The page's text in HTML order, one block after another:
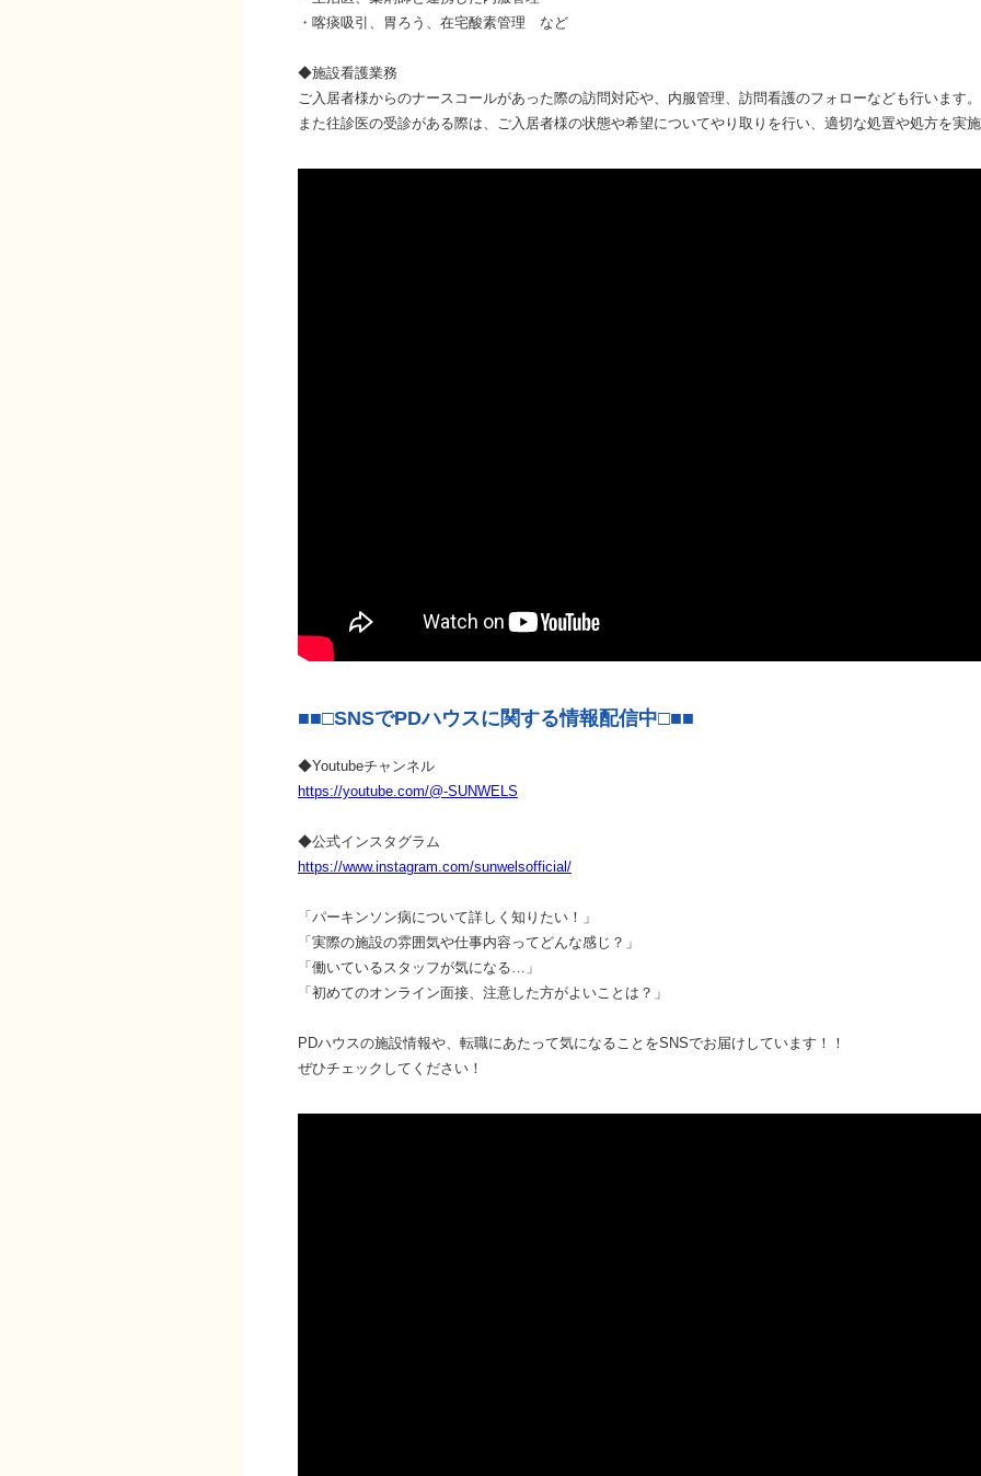
・喀痰吸引、胃ろう、在宅酸素管理 など
◆施設看護業務
ご入居者様からのナースコールがあった際の訪問対応や、内服管理、訪問看護のフォローなども行います。
また往診医の受診がある際は、ご入居者様の状態や希望についてやり取りを行い、適切な処置や処方を実
■■□SNSでPDハウスに関する情報配信中□■■
◆Youtubeチャンネル
https://youtube.com/@-SUNWELS
◆公式インスタグラム
https://www.instagram.com/sunwelsofficial/
「パーキンソン病について詳しく知りたい！」
「実際の施設の雰囲気や仕事内容ってどんな感じ？」
「働いているスタッフが気になる…」
「初めてのオンライン面接、注意した方がよいことは？」
PDハウスの施設情報や、転職にあたって気になることをSNSでお届けしています！！
ぜひチェックしてください！